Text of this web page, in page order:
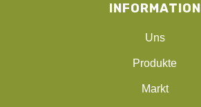
INFORMATION
Uns
Produkte
Markt